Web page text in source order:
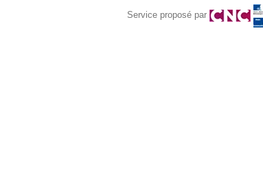
Service proposé par